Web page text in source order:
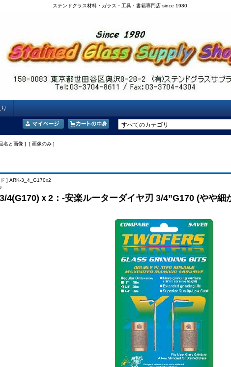
ステンドグラス材料・ガラス・工具・書籍専門店 since 1980
名と画像 ] [ 画像のみ ]
] ARK-3_4_G170x2
4(G170)ｘ2：-安楽ルーターダイヤ刃 3/4”G170 (やや細